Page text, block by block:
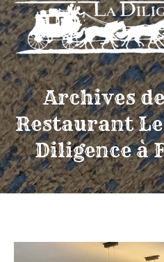
Archives
Restaurant
Diligence à